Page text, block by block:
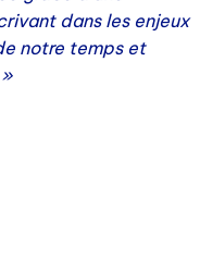
dans les enjeux
notre temps et